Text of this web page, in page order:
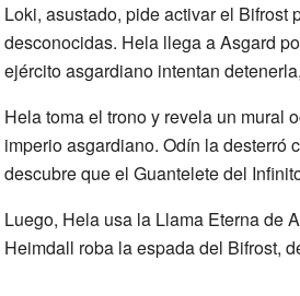
Loki, asustado, pide activar el
desconocidas. Hela llega a Asgard
ejército asgardiano intentan
Hela toma el trono y revela un mural
imperio asgardiano. Odín la desterró
descubre que el Guantelete del
Luego, Hela usa la Llama Eterna de
Heimdall roba la espada del Bifrost,